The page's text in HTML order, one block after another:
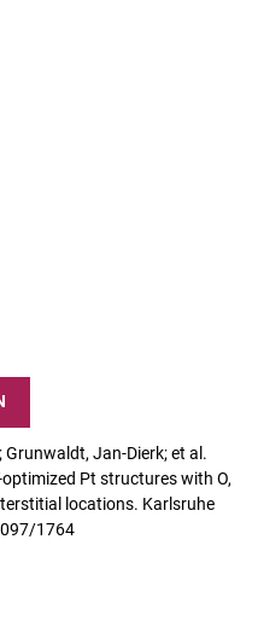
Jan-Dierk; et al.
Pt structures with O,
locations. Karlsruhe
1764